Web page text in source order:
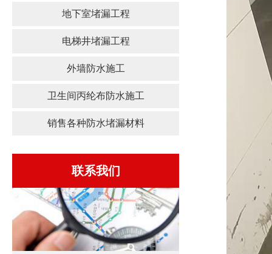
地下室堵漏工程
电梯井堵漏工程
外墙防水施工
卫生间丙纶布防水施工
销售各种防水堵漏材料
联系我们